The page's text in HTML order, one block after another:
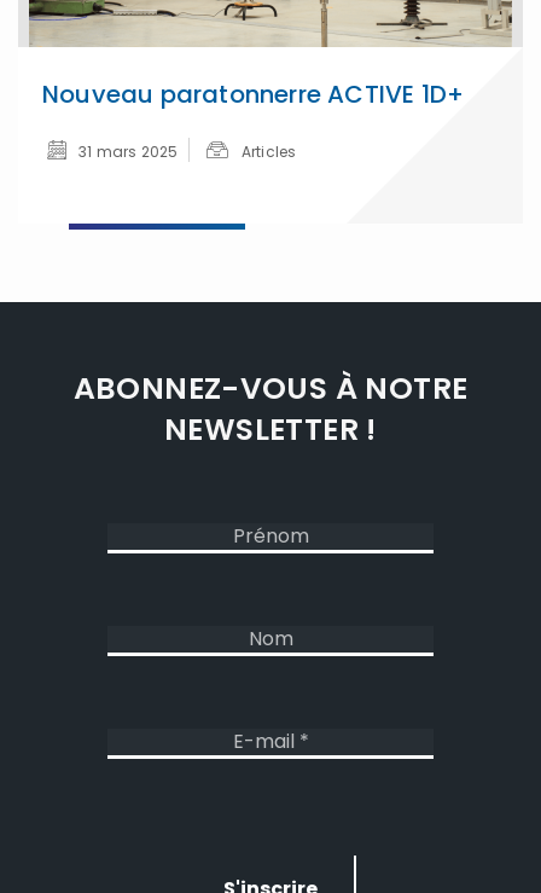
Nouveau paratonnerre ACTIVE 1D+
31 mars 2025 Articles
ABONNEZ-VOUS À NOTRE
NEWSLETTER !